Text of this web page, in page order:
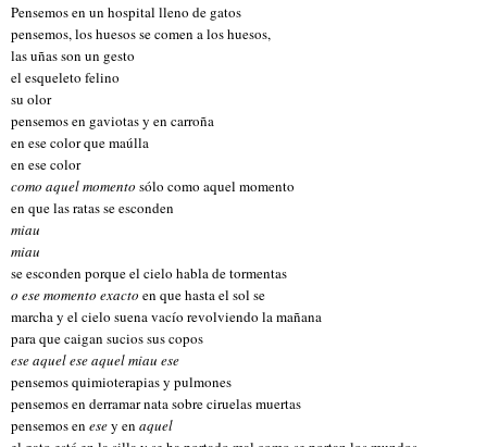
Pensemos en un hospital lleno de gatos
pensemos, los huesos se comen a los huesos,
las uñas son un gesto
el esqueleto felino
su olor
pensemos en gaviotas y en carroña
en ese color que maúlla
en ese color
como aquel momento sólo como aquel momento
en que las ratas se esconden
miau
miau
se esconden porque el cielo habla de tormentas
o ese momento exacto en que hasta el sol se
marcha y el cielo suena vacío revolviendo la mañana
para que caigan sucios sus copos
ese aquel ese aquel miau ese
pensemos quimioterapias y pulmones
pensemos en derramar nata sobre ciruelas muertas
pensemos en esey en aquel